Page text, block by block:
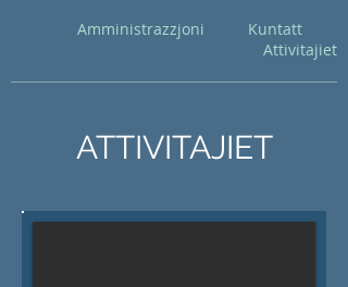
Amministrazzjoni
Kuntatt
Attivitajiet
ATTIVITAJIET